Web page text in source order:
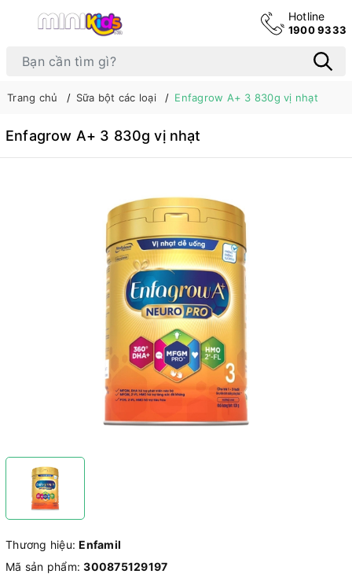
Hotline
1900 9333
Trang chủ Sữa bột các loại Enfagrow A+ 3 830g vị nhạt
Enfagrow A+ 3 830g vị nhạt
Thương hiệu:Enfamil
Mã sản phẩm:300875129197